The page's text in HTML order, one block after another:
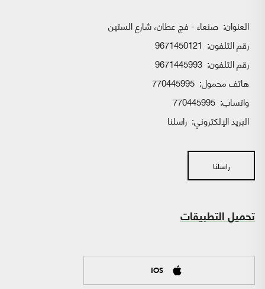
العنوان: صنعاء - فج عطان، شارع الستين
رقم التلفون: 9671450121
رقم التلفون: 9671445993
هاتف محمول: 770445995
واتساب:
البريد الإلكتروني: راسلنا
راسلنا
تحميل التطبيقات
IOS